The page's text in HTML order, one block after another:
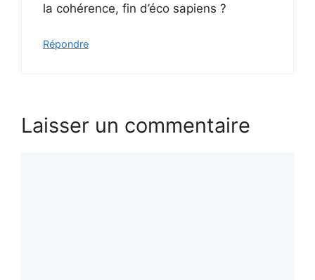
la cohérence, fin d’éco sapiens ?
Répondre
Laisser un commentaire